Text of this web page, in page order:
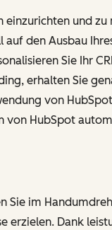
einzurichten und zu
auf den Ausbau
Sie Ihr
erhalten Sie
von
von HubSpot
Sie im
erzielen. Dank